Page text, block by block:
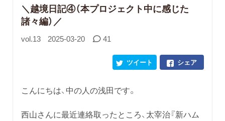
＼越境日記④（本プロジェクト中に感じた
諸々編）／
vol.13 2025-03-20 41
シェア
ツイート
こんにちは、中の人の浅田です。
西山さんに最近連絡取ったところ、太宰治『新ハム